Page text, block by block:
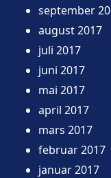
september
august 2017
juli 2017
juni 2017
mai 2017
april 2017
mars 2017
februar 2017
januar 2017